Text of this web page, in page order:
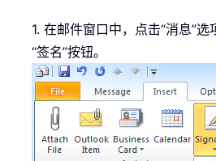
1. 在邮件窗口中，点击“消息”选
“签名”按钮。